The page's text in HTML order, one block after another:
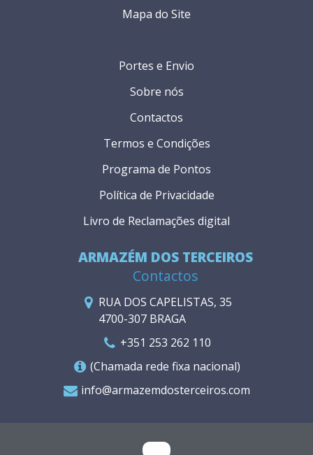
ARMAZÉM DOS TERCEIROS
Contactos
RUA DOS CAPELISTAS, 35
4700-307 BRAGA
+351 253 262 110
(Chamada rede fixa nacional)
info@armazemdosterceiros.com
Portes e Envio
Sobre nós
Contactos
Termos e Condições
Programa de Pontos
Política de Privacidade
Livro de Reclamações digital
Mapa do Site